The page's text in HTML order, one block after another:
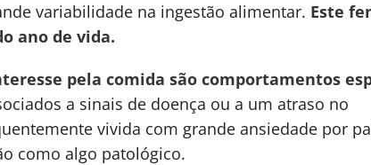
variabilidade na ingestão alimentar. Este
ano de vida.
pela comida são comportamentos
a sinais de doença ou a um atraso no
vivida com grande ansiedade por
como algo patológico.